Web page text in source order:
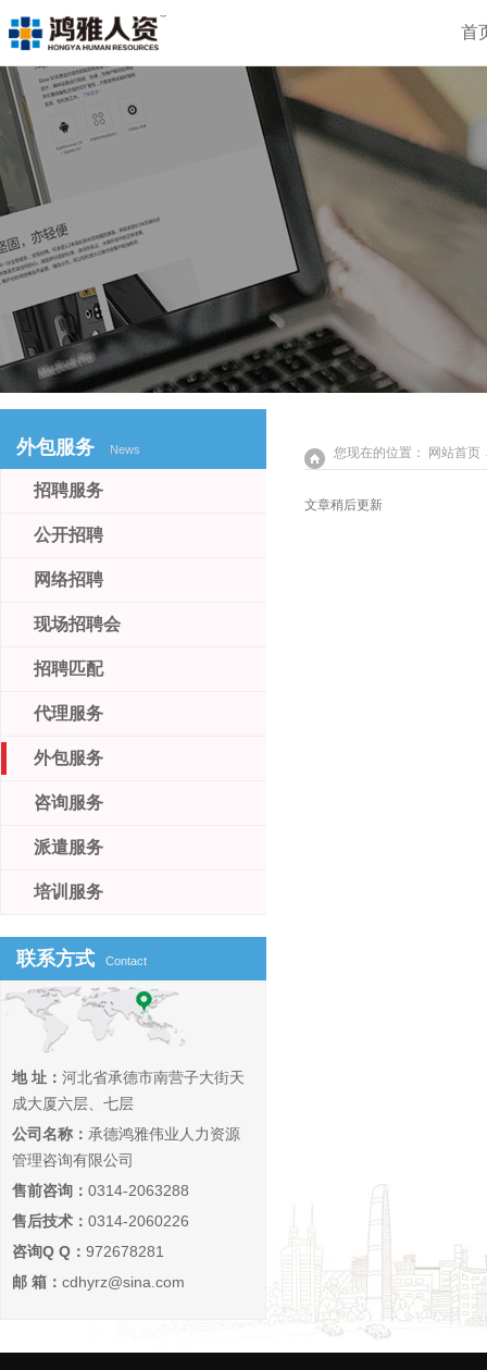
首
您现在的位置： 网站首页
文章稍后更新
外包服务 News
招聘服务
公开招聘
网络招聘
现场招聘会
招聘匹配
代理服务
外包服务
咨询服务
派遣服务
培训服务
联系方式 Contact
地 址： 河北省承德市南营子大街天
成大厦六层、七层
公司名称： 承德鸿雅伟业人力资源
管理咨询有限公司
售前咨询： 0314-2063288
售后技术： 0314-2060226
咨询Q Q： 972678281
邮 箱： cdhyrz@sina.com